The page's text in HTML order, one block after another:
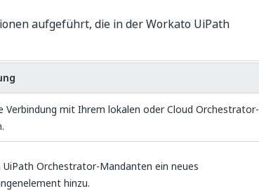
aufgeführt, die in der Workato UiPath
Verbindung mit Ihrem lokalen oder Cloud Orchestrator-
Orchestrator-Mandanten ein neues
hinzu.